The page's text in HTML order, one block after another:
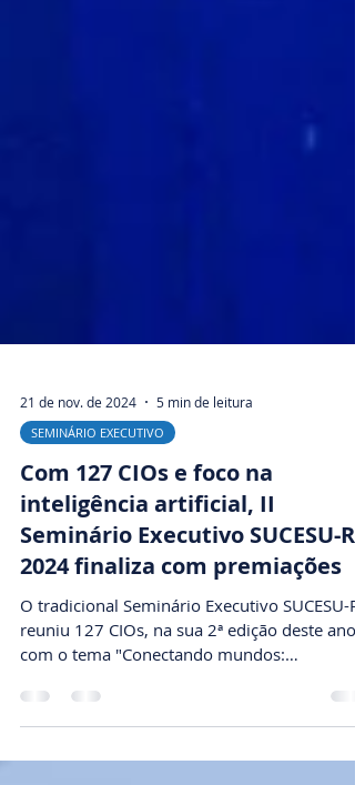
SEMINÁRIO EXECUTIVO
Com 127 CIOs e foco na
inteligência artificial, II
Seminário Executivo SUCESU-RS
2024 finaliza com premiações
O tradicional Seminário Executivo SUCESU-
com o tema "Conectando mundos:
Tecnologia,...